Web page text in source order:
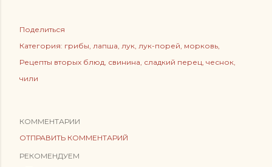
Поделиться
Категория: грибы лапша лук лук-порей морковь
Рецепты вторых блюд свинина сладкий перец чеснок
чили
КОММЕНТАРИИ
ОТПРАВИТЬ КОММЕНТАРИЙ
РЕКОМЕНДУЕМ